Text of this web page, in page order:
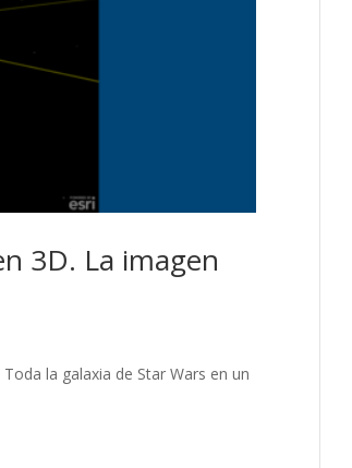
3D. La imagen
la galaxia de Star Wars en un